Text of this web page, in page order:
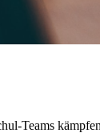
Teams